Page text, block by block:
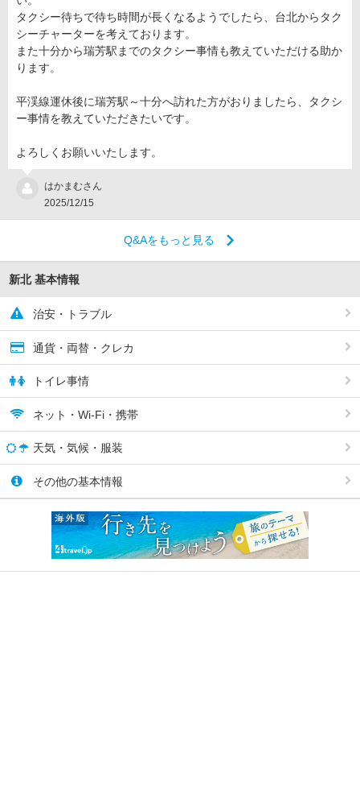
タクシー待ちで待ち時間が長くなるようでしたら、台北からタク
シーチャーターを考えております。
また十分から瑞芳駅までのタクシー事情も教えていただける助か
ります。
平渓線運休後に瑞芳駅～十分へ訪れた方がおりましたら、タクシ
ー事情を教えていただきたいです。
よろしくお願いいたします。
はかまむさん
2025/12/15
Q&Aをもっと見る
新北 基本情報
治安・トラブル
通貨・両替・クレカ
トイレ事情
ネット・Wi-Fi・携帯
天気・気候・服装
その他の基本情報